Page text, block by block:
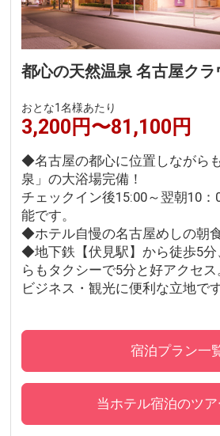
都心の天然温泉 名古屋ク
おとな1名様あたり
3,200円〜81,100円
◆名古屋の都心に位置しながら
泉」の大浴場完備！
チェックイン後15:00～翌朝10
能です。
◆ホテル自慢の名古屋めしの朝
◆地下鉄【伏見駅】から徒歩5分
らもタクシーで5分と好アクセス
ビジネス・観光に便利な立地です
宿泊プラン一
当ホテル宿泊のツ